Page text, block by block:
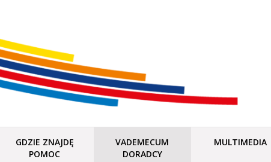
GDZIE ZNAJDĘ
POMOC
VADEMECUM
DORADCY
MULTIMEDIA